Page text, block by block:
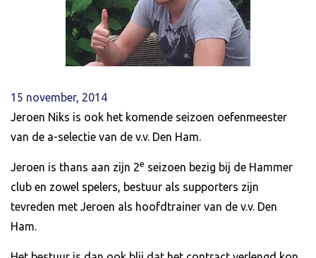
15 november, 2014
Jeroen Niks is ook het komende seizoen oefenmeester
van de a-selectie van de v.v. Den Ham.
Jeroen is thans aan zijn 2e seizoen bezig bij de Hammer
club en zowel spelers, bestuur als supporters zijn
tevreden met Jeroen als hoofdtrainer van de v.v. Den
Ham.